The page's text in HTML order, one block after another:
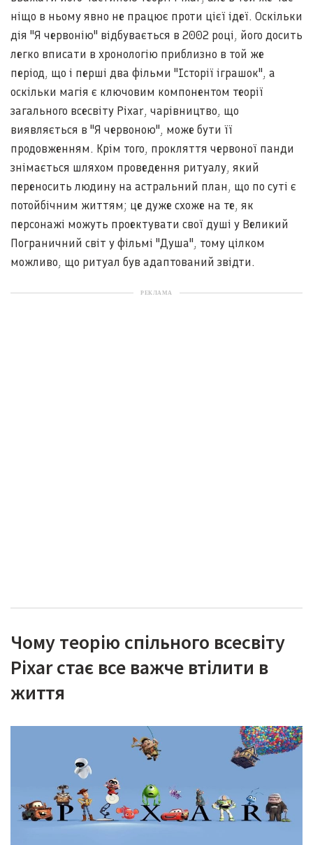
ніщо в ньому явно не працює проти цієї ідеї. Оскільки
дія "Я червонію" відбувається в 2002 році, його досить
легко вписати в хронологію приблизно в той же
період, що і перші два фільми "Історії іграшок", а
оскільки магія є ключовим компонентом теорії
загального всесвіту Pixar, чарівництво, що
виявляється в "Я червоною", може бути її
продовженням. Крім того, прокляття червоної панди
знімається шляхом проведення ритуалу, який
переносить людину на астральний план, що по суті є
потойбічним життям; це дуже схоже на те, як
персонажі можуть проектувати свої душі у Великий
Пограничний світ у фільмі "Душа", тому цілком
можливо, що ритуал був адаптований звідти.
РЕКЛАМА
Чому теорію спільного всесвіту
Pixar стає все важче втілити в
життя